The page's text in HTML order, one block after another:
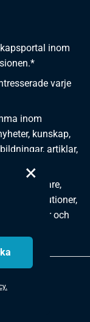
inom
varje
inom
kunskap,
artiklar,
tandläkare,
institutioner,
och
reserved.
×